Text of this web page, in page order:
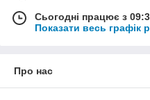
Сьогодні працює з
Показати весь графік
Про нас